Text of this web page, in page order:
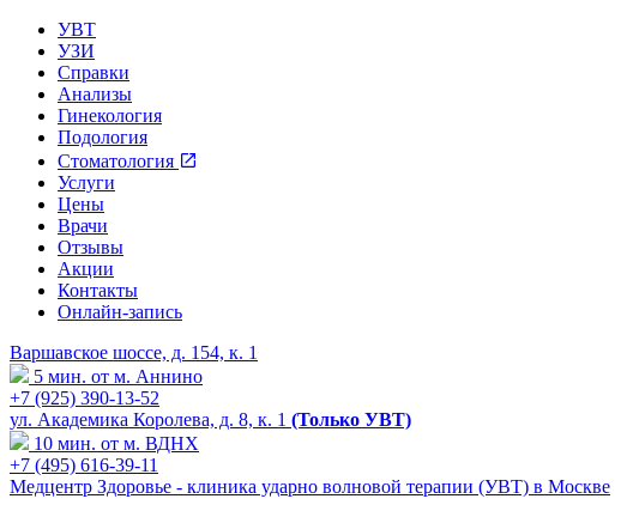
УВТ
УЗИ
Справки
Анализы
Гинекология
Подология
Стоматология
Услуги
Цены
Врачи
Отзывы
Акции
Контакты
Онлайн-запись
Варшавское шоссе, д. 154, к. 1
5 мин. от м. Аннино
+7 (925) 390-13-52
ул. Академика Королева, д. 8, к. 1 (Только УВТ)
10 мин. от м. ВДНХ
+7 (495) 616-39-11
Медцентр Здоровье - клиника ударно волновой терапии (УВТ) в Москве